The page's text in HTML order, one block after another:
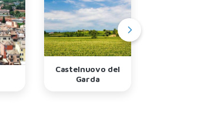
Castelnuovo del
Garda